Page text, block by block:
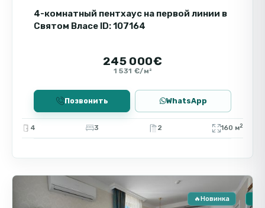
высокий уровень ликвидности недвижимости
и стабильный спрос на аренду.
4-комнатный пентхаус на первой линии в
Святом Власе ID: 107164
245 000€
1 531 €/м²
Позвонить WhatsApp
4 3 2 160 м2
🔥Новинка